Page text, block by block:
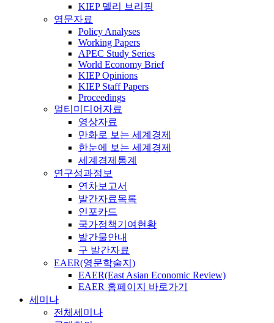
KIEP 델리 브리핑
영문자료
Policy Analyses
Working Papers
APEC Study Series
World Economy Brief
KIEP Opinions
KIEP Staff Papers
Proceedings
멀티미디어자료
영상자료
만화로 보는 세계경제
한눈에 보는 세계경제
세계경제통계
연구성과정보
연차보고서
발간자료목록
인포카드
국가정책기여현황
발간물안내
구 발간자료
EAER(영문학술지)
EAER(East Asian Economic Review)
EAER 홈페이지 바로가기
세미나
전체세미나